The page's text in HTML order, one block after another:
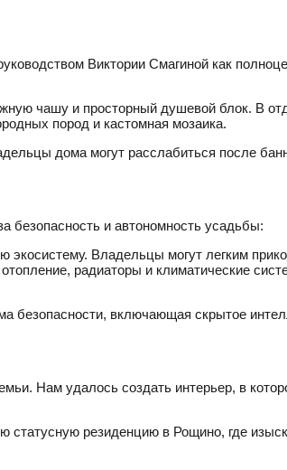
Виктории Смагиной как
чашу и просторный душевой блок. В
пород и кастомная мозаика.
дома могут расслабиться после
безопасность и автономность усадьбы:
Владельцы могут легким
радиаторы и климатические
безопасности, включающая скрытое
Нам удалось создать интерьер, в
статусную резиденцию в Рощино, где